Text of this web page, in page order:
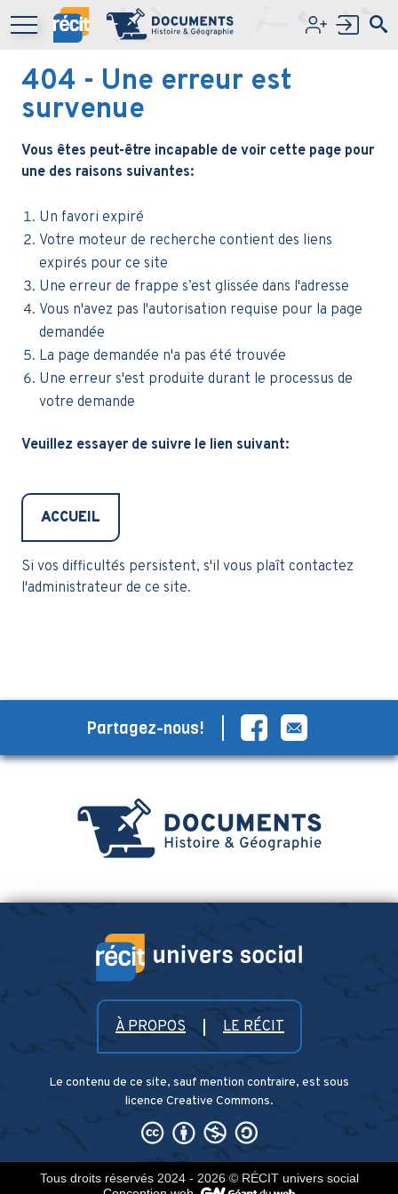
Aller au contenu principal
404 - Une erreur est
survenue
Vous êtes peut-être incapable de voir cette page pour
une des raisons suivantes:
Un favori expiré
Votre moteur de recherche contient des liens
expirés pour ce site
Une erreur de frappe s’est glissée dans l'adresse
Vous n'avez pas l'autorisation requise pour la page
demandée
La page demandée n'a pas été trouvée
Une erreur s'est produite durant le processus de
votre demande
Veuillez essayer de suivre le lien suivant:
ACCUEIL
Si vos difficultés persistent, s'il vous plaît contactez
l'administrateur de ce site.
À PROPOS LE RÉCIT
Le contenu de ce site, sauf mention contraire, est sous
licence Creative Commons.
Partagez-nous!
Tous droits réservés 2024 - 2026 © RÉCIT univers social